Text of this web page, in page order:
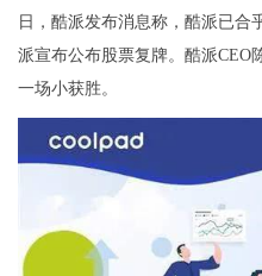
日，酷派发布消息称，酷派已合
派宣布公布股票复牌。酷派CEO
一场小获胜。